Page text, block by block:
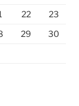
22
23
29
30